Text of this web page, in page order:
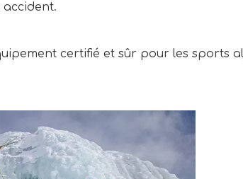
certifié et sûr pour les sports